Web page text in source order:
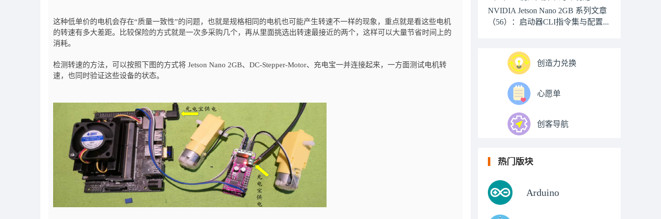
这种低单价的电机会存在“质量一致性”的问题，也就是规格相同的电机也可能产生转速不一样的现象，重点就是看这些电机
的转速有多大差距。比较保险的方式就是一次多采购几个，再从里面挑选出转速最接近的两个，这样可以大量节省时间上的
消耗。
检测转速的方法，可以按照下图的方式将 Jetson Nano 2GB、DC-Stepper-Motor、充电宝一并连接起来，一方面测试电机转
速，也同时验证这些设备的状态。
NVIDIA Jetson Nano 2GB 系列文章
（56）：启动器CLI指令集与配置...
创造力兑换
心愿单
创客导航
热门版块
Arduino